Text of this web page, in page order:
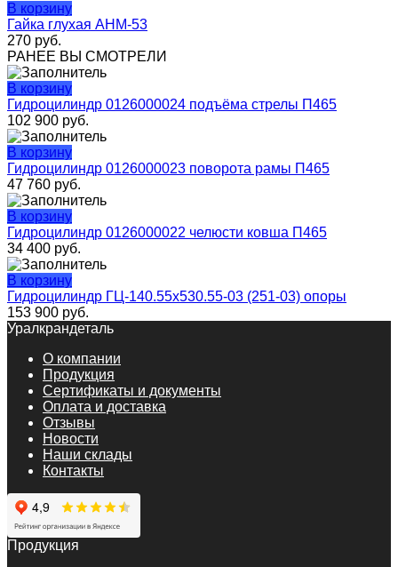
В корзину
Гайка глухая АНМ-53
270 руб.
РАНЕЕ ВЫ СМОТРЕЛИ
В корзину
Гидроцилиндр 0126000024 подъёма стрелы П465
102 900 руб.
В корзину
Гидроцилиндр 0126000023 поворота рамы П465
47 760 руб.
В корзину
Гидроцилиндр 0126000022 челюсти ковша П465
34 400 руб.
В корзину
Гидроцилиндр ГЦ-140.55х530.55-03 (251-03) опоры
153 900 руб.
Уралкрандеталь
О компании
Продукция
Сертификаты и документы
Оплата и доставка
Отзывы
Новости
Наши склады
Контакты
Продукция